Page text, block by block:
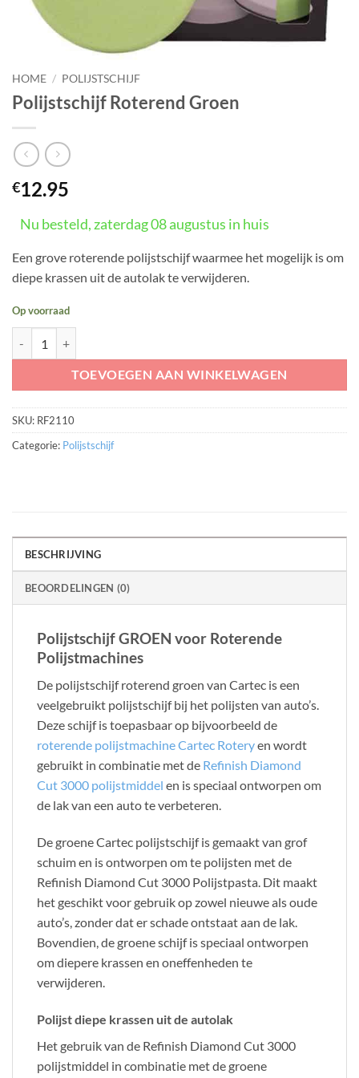
HOME / POLIJSTSCHIJF
Polijstschijf Roterend Groen
€12.95
Nu besteld, zaterdag 08 augustus in huis
Een grove roterende polijstschijf waarmee het mogelijk is om
diepe krassen uit de autolak te verwijderen.
Op voorraad
TOEVOEGEN AAN WINKELWAGEN
SKU: RF2110
Categorie: Polijstschijf
BESCHRIJVING
BEOORDELINGEN (0)
Polijstschijf GROEN voor Roterende
Polijstmachines
De polijstschijf roterend groen van Cartec is een
veelgebruikt polijstschijf bij het polijsten van auto’s.
Deze schijf is toepasbaar op bijvoorbeeld de
roterende polijstmachine Cartec Roteryen wordt
gebruikt in combinatie met de Refinish Diamond
Cut 3000 polijstmiddel en is speciaal ontworpen om
de lak van een auto te verbeteren.
De groene Cartec polijstschijf is gemaakt van grof
schuim en is ontworpen om te polijsten met de
Refinish Diamond Cut 3000 Polijstpasta. Dit maakt
het geschikt voor gebruik op zowel nieuwe als oude
auto’s, zonder dat er schade ontstaat aan de lak.
Bovendien, de groene schijf is speciaal ontworpen
om diepere krassen en oneffenheden te
verwijderen.
Polijst diepe krassen uit de autolak
Het gebruik van de Refinish Diamond Cut 3000
polijstmiddel in combinatie met de groene